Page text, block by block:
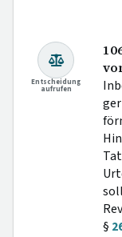
Entscheidung
aufrufen
§